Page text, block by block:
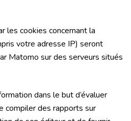
les cookies concernant la
votre adresse IP) seront
Matomo sur des serveurs situés
dans le but d’évaluer
compiler des rapports sur